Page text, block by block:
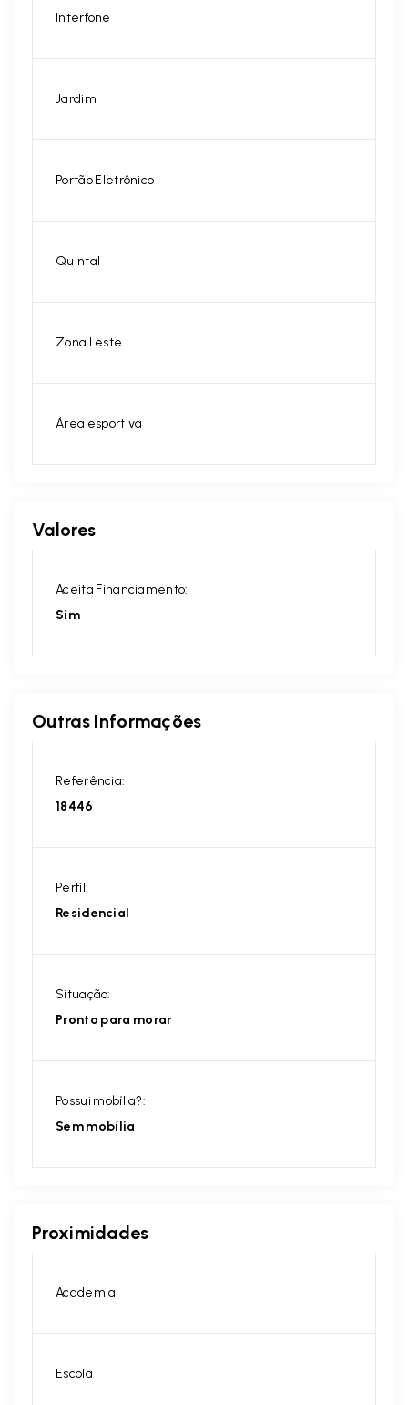
Interfone
Jardim
Portão Eletrônico
Quintal
Zona Leste
Área esportiva
Valores
Aceita Financiamento:
Sim
Outras Informações
Referência:
18446
Perfil:
Residencial
Situação:
Pronto para morar
Possui mobília?:
Sem mobília
Proximidades
Academia
Escola